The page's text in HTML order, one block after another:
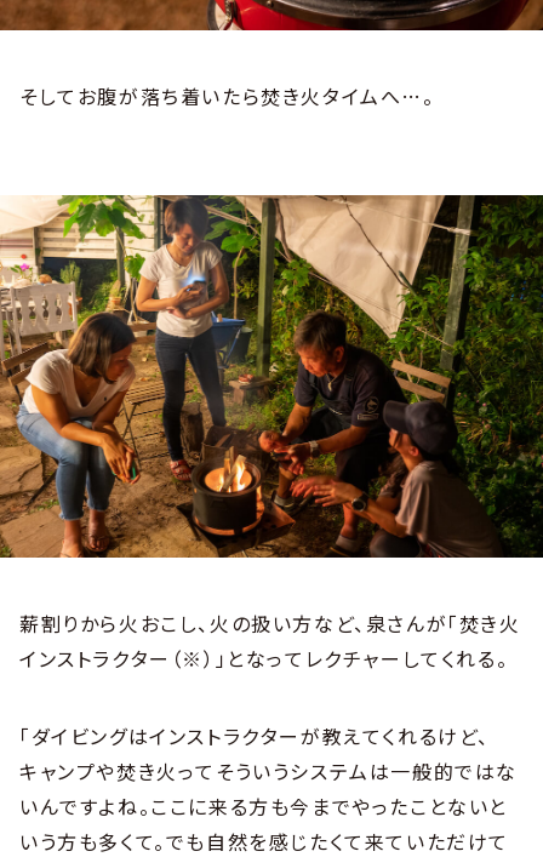
そしてお腹が落ち着いたら焚き火タイムへ…。
薪割りから火おこし、火の扱い方など、泉さんが「焚き火
インストラクター（※）」となってレクチャーしてくれる。
「ダイビングはインストラクターが教えてくれるけど、
キャンプや焚き火ってそういうシステムは一般的ではな
いんですよね。ここに来る方も今までやったことないと
いう方も多くて。でも自然を感じたくて来ていただけて